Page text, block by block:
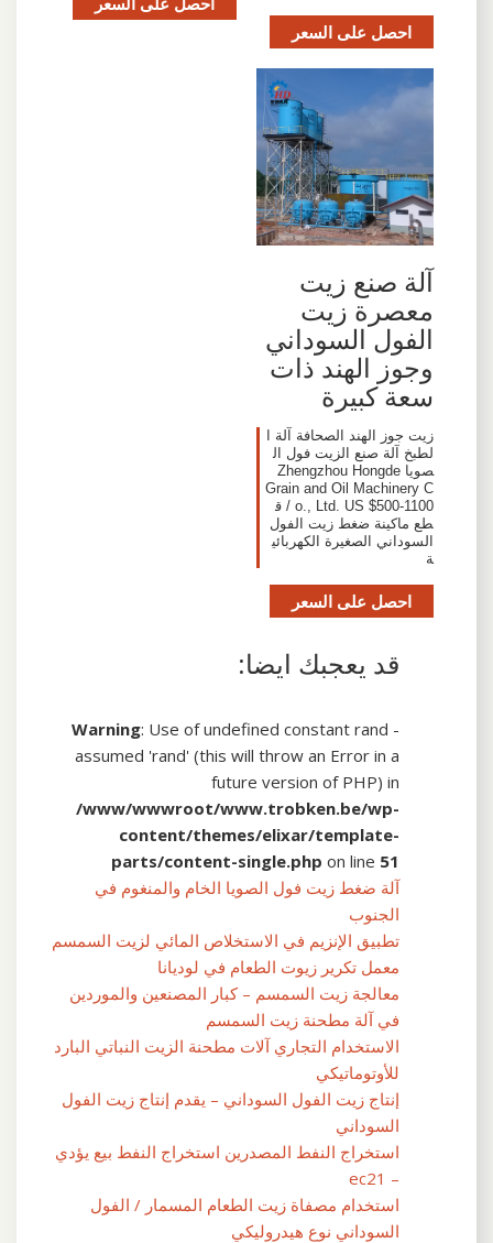
احصل على السعر
آلة صنع زيت
معصرة زيت
الفول السوداني
وجوز الهند ذات
سعة كبيرة
زيت جوز الهند الصحافة آلة ا
لطبخ آلة صنع الزيت فول ال
صويا Zhengzhou Hongde
Grain and Oil Machinery C
o., Ltd. US $500-1100 / ق
طع ماكينة ضغط زيت الفول
السوداني الصغيرة الكهربائي
ة
احصل على السعر
قد يعجبك ايضا:
Warning: Use of undefined constant rand -
assumed 'rand' (this will throw an Error in a
future version of PHP) in
/www/wwwroot/www.trobken.be/wp-
content/themes/elixar/template-
parts/content-single.php on line 51
آلة ضغط زيت فول الصويا الخام والمنغوم في
الجنوب
تطبيق الإنزيم في الاستخلاص المائي لزيت السمسم
معمل تكرير زيوت الطعام في لوديانا
معالجة زيت السمسم – كبار المصنعين والموردين
في آلة مطحنة زيت السمسم
الاستخدام التجاري آلات مطحنة الزيت النباتي البارد
للأوتوماتيكي
إنتاج زيت الفول السوداني – يقدم إنتاج زيت الفول
السوداني
استخراج النفط المصدرين استخراج النفط بيع يؤدي
– ec21
استخدام مصفاة زيت الطعام المسمار / الفول
السوداني نوع هيدروليكي